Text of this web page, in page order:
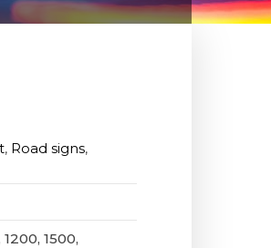
, Road signs,
1500,